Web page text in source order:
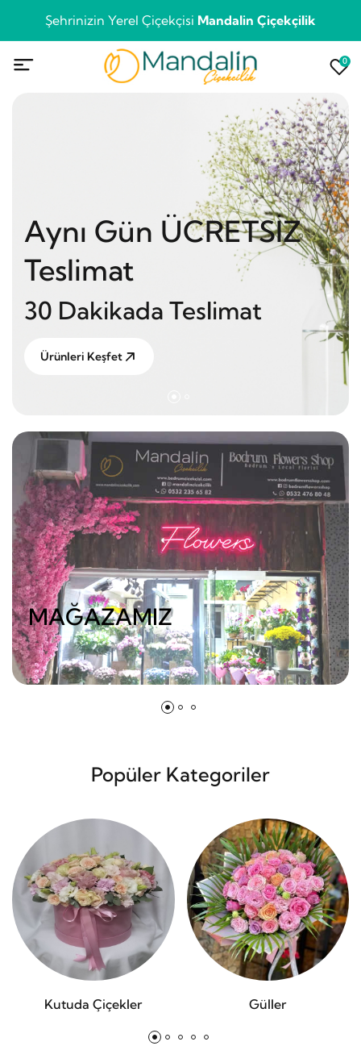
Şehrinizin Yerel Çiçekçisi Mandalin Çiçekçilik
0
Aynı Gün ÜCRETSİZ
Teslimat
30 Dakikada Teslimat
Ürünleri Keşfet
MAĞAZAMIZ
Popüler Kategoriler
Kutuda Çiçekler Güller